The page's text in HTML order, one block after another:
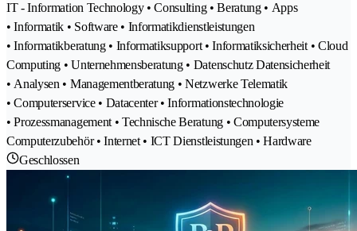
IT - Information Technology • Consulting • Beratung • Apps
• Informatik • Software • Informatikdienstleistungen
• Informatikberatung • Informatiksupport • Informatiksicherheit • Cloud
Computing • Unternehmensberatung • Datenschutz Datensicherheit
• Analysen • Managementberatung • Netzwerke Telematik
• Computerservice • Datacenter • Informationstechnologie
• Prozessmanagement • Technische Beratung • Computersysteme
Computerzubehör • Internet • ICT Dienstleistungen • Hardware
Geschlossen